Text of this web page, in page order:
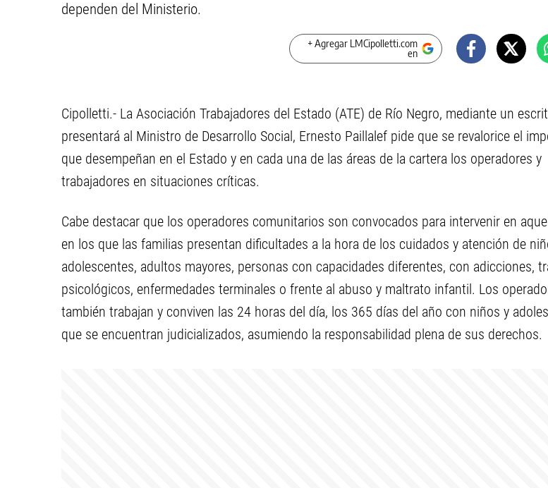
dependen del Ministerio.
+ Agregar LMCipolletti.com
en
Cipolletti.- La Asociación Trabajadores del Estado (ATE) de Río Negro, mediante un
presentará al Ministro de Desarrollo Social, Ernesto Paillalef pide que se revalorice el
que desempeñan en el Estado y en cada una de las áreas de la cartera los operadores y
trabajadores en situaciones críticas.
Cabe destacar que los operadores comunitarios son convocados para intervenir en
en los que las familias presentan dificultades a la hora de los cuidados y atención de
adolescentes, adultos mayores, personas con capacidades diferentes, con adicciones,
psicológicos, enfermedades terminales o frente al abuso y maltrato infantil. Los
también trabajan y conviven las 24 horas del día, los 365 días del año con niños y
que se encuentran judicializados, asumiendo la responsabilidad plena de sus derechos.